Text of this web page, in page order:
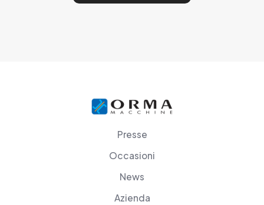
Presse
Occasioni
News
Azienda